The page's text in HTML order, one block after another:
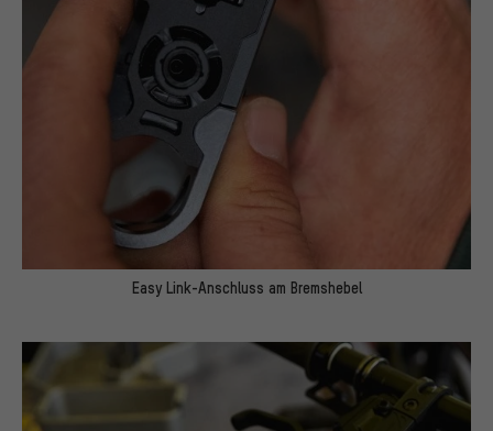
Easy Link-Anschluss am Bremshebel